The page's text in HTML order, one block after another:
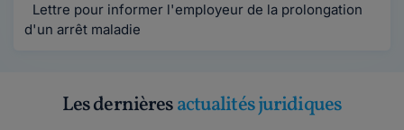
Lettre pour informer l'employeur de la prolongation
d'un arrêt maladie
Les dernièresactualités juridiques